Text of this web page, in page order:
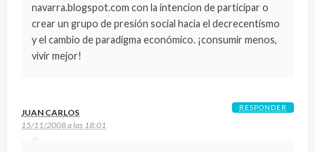
navarra.blogspot.com con la intencion de participar o
crear un grupo de presión social hacia el decrecentismo
y el cambio de paradigma económico. ¡consumir menos,
vivir mejor!
JUAN CARLOS
15/11/2008 a las 18:01
RESPONDER